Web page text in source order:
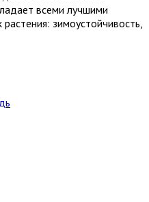
всеми лучшими
зимоустойчивость,